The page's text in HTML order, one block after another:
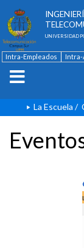
UNIVERSIDAD
Intra-Empleados Intra-
La Escuela /